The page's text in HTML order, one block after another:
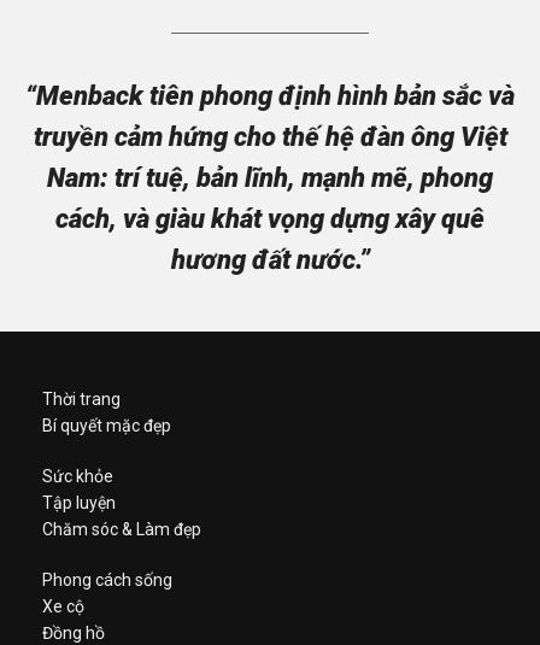
“Menback tiên phong định hình bản sắc và
truyền cảm hứng cho thế hệ đàn ông Việt
Nam: trí tuệ, bản lĩnh, mạnh mẽ, phong
cách, và giàu khát vọng dựng xây quê
hương đất nước.”
Thời trang
Bí quyết mặc đẹp
Sức khỏe
Tập luyện
Chăm sóc & Làm đẹp
Phong cách sống
Xe cộ
Đồng hồ